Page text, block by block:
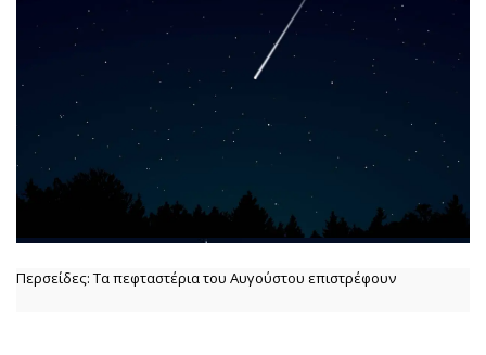
Περσείδες: Τα πεφταστέρια του Αυγούστου επιστρέφουν